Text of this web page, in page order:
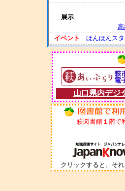
展示
イベント
ほんほんス
山口県内デジ
萩図書館１階で
クリックすると、そ